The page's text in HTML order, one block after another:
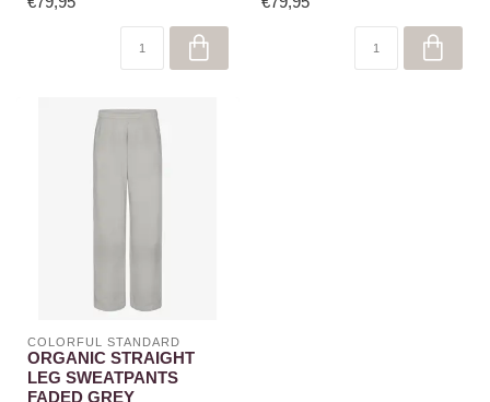
COLORFUL STANDARD
ORGANIC STRAIGHT
LEG SWEATPANTS
FADED GREY